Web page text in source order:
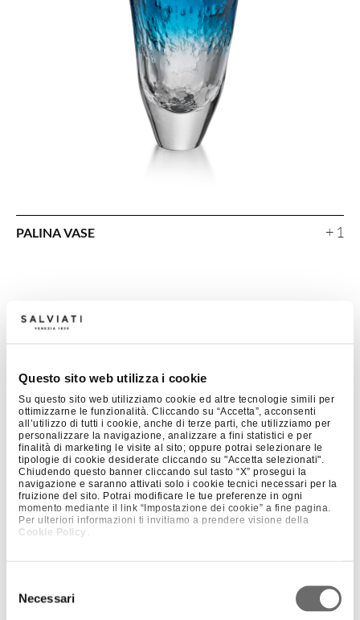
Questo sito web utilizza i cookie
Su questo sito web utilizziamo cookie ed altre tecnologie simili per
ottimizzarne le funzionalità. Cliccando su “Accetta”, acconsenti
all’utilizzo di tutti i cookie, anche di terze parti, che utilizziamo per
personalizzare la navigazione, analizzare a fini statistici e per
finalità di marketing le visite al sito; oppure potrai selezionare le
tipologie di cookie desiderate cliccando su "Accetta selezionati".
Chiudendo questo banner cliccando sul tasto “X” prosegui la
navigazione e saranno attivati solo i cookie tecnici necessari per la
fruizione del sito. Potrai modificare le tue preferenze in ogni
momento mediante il link “Impostazione dei cookie” a fine pagina.
Per ulteriori informazioni ti invitiamo a prendere visione della
Cookie Policy
delNecessari
PALINA VASE + 1